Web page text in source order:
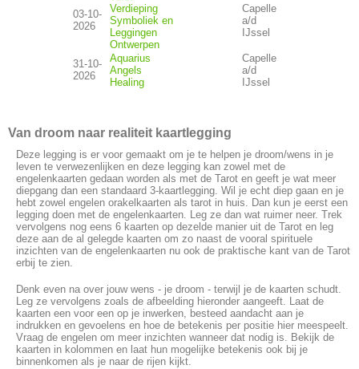
03-10-
2026
Verdieping
Symboliek en
Leggingen
Ontwerpen
Capelle
a/d
IJssel
31-10-
2026
Aquarius
Angels
Healing
Capelle
a/d
IJssel
Van droom naar realiteit kaartlegging
Deze legging is er voor gemaakt om je te helpen je droom/wens in je
leven te verwezenlijken en deze legging kan zowel met de
engelenkaarten gedaan worden als met de Tarot en geeft je wat meer
diepgang dan een standaard 3-kaartlegging. Wil je echt diep gaan en je
hebt zowel engelen orakelkaarten als tarot in huis. Dan kun je eerst een
legging doen met de engelenkaarten. Leg ze dan wat ruimer neer. Trek
vervolgens nog eens 6 kaarten op dezelde manier uit de Tarot en leg
deze aan de al gelegde kaarten om zo naast de vooral spirituele
inzichten van de engelenkaarten nu ook de praktische kant van de Tarot
erbij te zien.
Denk even na over jouw wens - je droom - terwijl je de kaarten schudt.
Leg ze vervolgens zoals de afbeelding hieronder aangeeft. Laat de
kaarten een voor een op je inwerken, besteed aandacht aan je
indrukken en gevoelens en hoe de betekenis per positie hier meespeelt.
Vraag de engelen om meer inzichten wanneer dat nodig is. Bekijk de
kaarten in kolommen en laat hun mogelijke betekenis ook bij je
binnenkomen als je naar de rijen kijkt.